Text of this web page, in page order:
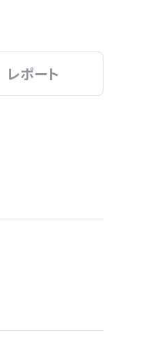
レポート